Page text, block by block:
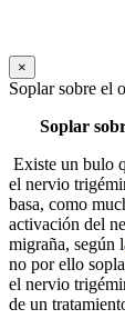
×
Soplar sobre el
Soplar
Existe un bulo
el nervio
basa, como
activación del
migraña, según
no por ello
el nervio
de un